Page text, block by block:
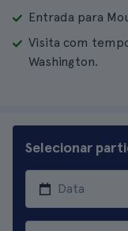
Entrada para
Visita com
Washington.
Selecionar